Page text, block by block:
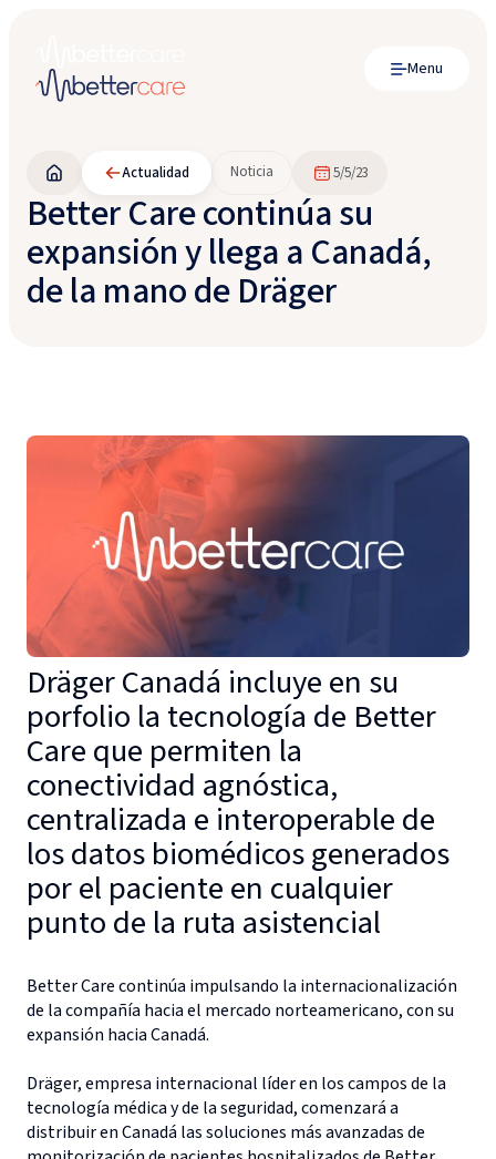
Menu
Actualidad Noticia 5/5/23
Better Care continúa su
expansión y llega a Canadá,
de la mano de Dräger
Dräger Canadá incluye en su
porfolio la tecnología de Better
Care que permiten la
conectividad agnóstica,
centralizada e interoperable de
los datos biomédicos generados
por el paciente en cualquier
punto de la ruta asistencial
Better Care continúa impulsando la internacionalización
de la compañía hacia el mercado norteamericano, con su
expansión hacia Canadá.
Dräger, empresa internacional líder en los campos de la
tecnología médica y de la seguridad, comenzará a
distribuir en Canadá las soluciones más avanzadas de